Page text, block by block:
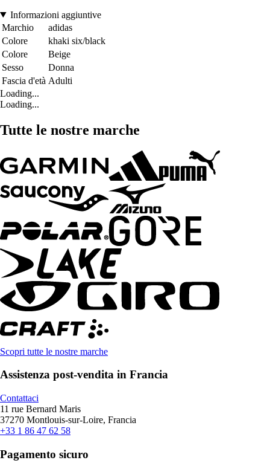
Informazioni aggiuntive
Marchio
adidas
Colore
khaki six/black
Colore
Beige
Sesso
Donna
Fascia d'età Adulti
Loading...
Loading...
Tutte le nostre marche
Scopri tutte le nostre marche
Assistenza post-vendita in Francia
Contattaci
11 rue Bernard Maris
37270 Montlouis-sur-Loire, Francia
+33 1 86 47 62 58
Pagamento sicuro